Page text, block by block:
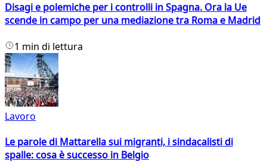
Disagi e polemiche per i controlli in Spagna. Ora la Ue
scende in campo per una mediazione tra Roma e Madrid
1 min di lettura
Lavoro
Le parole di Mattarella sui migranti, i sindacalisti di
spalle: cosa è successo in Belgio